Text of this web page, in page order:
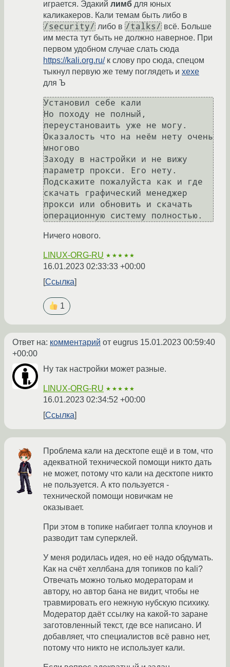
играется. Эдакий лимб для юных
каликакеров. Кали темам быть либо в
/security/ либо в /talks/ всё. Больше
им места тут быть не должно наверное. При
первом удобном случае слать сюда
https://kali.org.ru/к слову про сюда, спецом
тыкнул первую же тему поглядеть и хехе
для Ъ
Установил себе кали
Но походу не полный,
переустановаить уже не могу.
Оказалость что на неём нету очень
многово
Заходу в настройки и не вижу
параметр прокси. Его нету.
Подскажите пожалуйста как и где
скачать графический менеджер
прокси или обновить и скачать
Ничего нового.
LINUX-ORG-RU ★★★★★
16.01.2023 02:33:33 +00:00
Ссылка
1
Ответ на: комментарий от eugrus 15.01.2023 00:59:40
+00:00
Ну так настройки может разные.
LINUX-ORG-RU ★★★★★
16.01.2023 02:34:52 +00:00
Ссылка
Проблема кали на десктопе ещё и в том, что
адекватной технической помощи никто дать
не может, потому что кали на десктопе никто
не пользуется. А кто пользуется -
технической помощи новичкам не
оказывает.
При этом в топике набигает толпа клоунов и
разводит там суперклей.
У меня родилась идея, но её надо обдумать.
Как на счёт хеллбана для топиков по kali?
Отвечать можно только модераторам и
автору, но автор бана не видит, чтобы не
травмировать его нежную нубскую психику.
Модератор даёт ссылку на какой-то заране
заготовленный текст, где все написано. И
добавляет, что специалистов всё равно нет,
потому что никто не использует кали.